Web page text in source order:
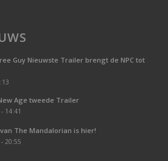
Guy Nieuwste Trailer brengt de NPC tot
Age tweede Trailer
14:41
The Mandalorian is hier!
20:55